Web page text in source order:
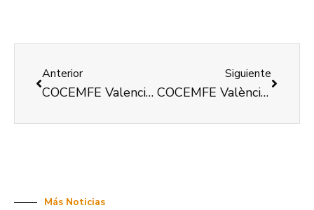
Anterior
COCEMFE Valencia impulsa un nuevo taller grupal de Orienta Plus para mejorar la empleabilidad de personas con discapacidad
Siguiente
COCEMFE València recibe una ayuda del Ayuntamiento de València para la realización del VI Cicle Cultural Descobrim ‘Cabriola’
Más Noticias